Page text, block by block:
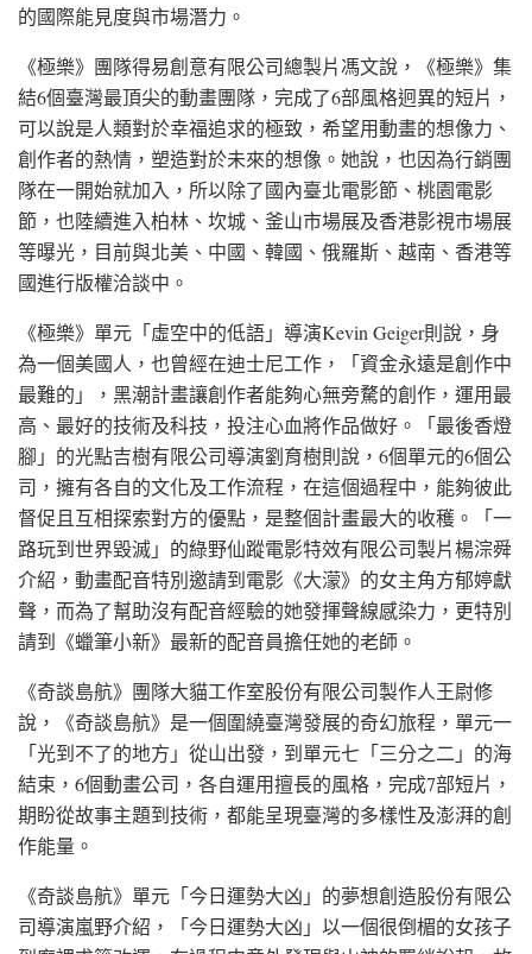
的國際能見度與市場潛力。
《極樂》團隊得易創意有限公司總製片馮文說，《極樂》集
結6個臺灣最頂尖的動畫團隊，完成了6部風格迥異的短片，
可以說是人類對於幸福追求的極致，希望用動畫的想像力、
創作者的熱情，塑造對於未來的想像。她說，也因為行銷團
隊在一開始就加入，所以除了國內臺北電影節、桃園電影
節，也陸續進入柏林、坎城、釜山市場展及香港影視市場展
等曝光，目前與北美、中國、韓國、俄羅斯、越南、香港等
國進行版權洽談中。
《極樂》單元「虛空中的低語」導演Kevin Geiger則說，身
為一個美國人，也曾經在迪士尼工作，「資金永遠是創作中
最難的」，黑潮計畫讓創作者能夠心無旁騖的創作，運用最
高、最好的技術及科技，投注心血將作品做好。「最後香燈
腳」的光點吉樹有限公司導演劉育樹則說，6個單元的6個公
司，擁有各自的文化及工作流程，在這個過程中，能夠彼此
督促且互相探索對方的優點，是整個計畫最大的收穫。「一
路玩到世界毀滅」的綠野仙蹤電影特效有限公司製片楊淙舜
介紹，動畫配音特別邀請到電影《大濛》的女主角方郁婷獻
聲，而為了幫助沒有配音經驗的她發揮聲線感染力，更特別
請到《蠟筆小新》最新的配音員擔任她的老師。
《奇談島航》團隊大貓工作室股份有限公司製作人王尉修
說，《奇談島航》是一個圍繞臺灣發展的奇幻旅程，單元一
「光到不了的地方」從山出發，到單元七「三分之二」的海
結束，6個動畫公司，各自運用擅長的風格，完成7部短片，
期盼從故事主題到技術，都能呈現臺灣的多樣性及澎湃的創
作能量。
《奇談島航》單元「今日運勢大凶」的夢想創造股份有限公
司導演嵐野介紹，「今日運勢大凶」以一個很倒楣的女孩子